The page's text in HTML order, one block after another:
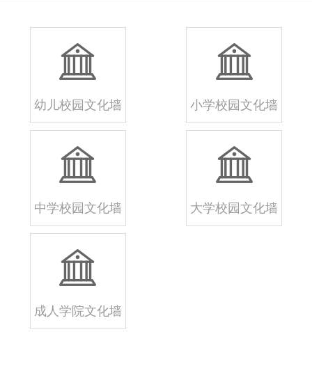
幼儿校园文化墙 小学校园文化墙
中学校园文化墙 大学校园文化墙
成人学院文化墙